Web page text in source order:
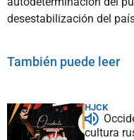
desestabilización del
También puede leer
HJCK
cultura